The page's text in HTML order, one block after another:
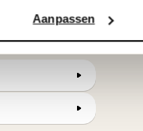
Aanpassen